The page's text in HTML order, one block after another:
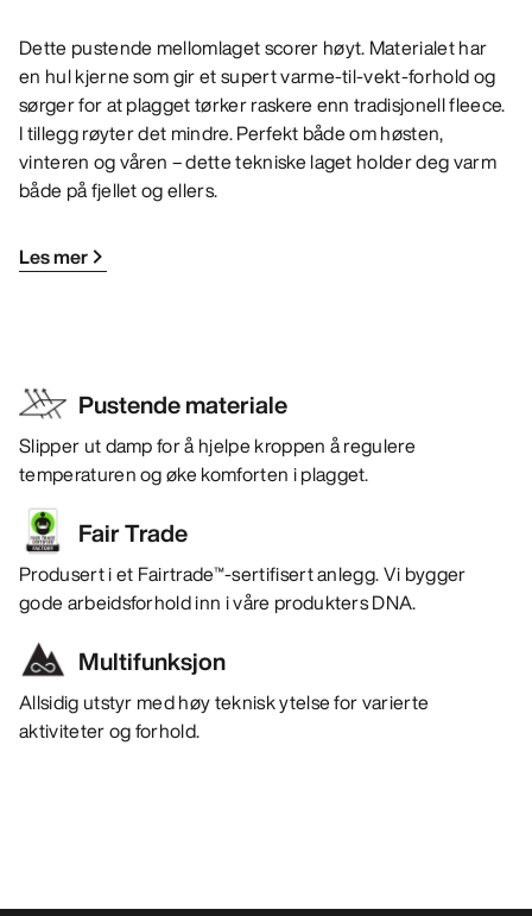
Dette pustende mellomlaget scorer høyt. Materialet har
en hul kjerne som gir et supert varme-til-vekt-forhold og
sørger for at plagget tørker raskere enn tradisjonell fleece.
I tillegg røyter det mindre. Perfekt både om høsten,
vinteren og våren – dette tekniske laget holder deg varm
både på fjellet og ellers.
Les mer
Pustende materiale
Slipper ut damp for å hjelpe kroppen å regulere
temperaturen og øke komforten i plagget.
Fair Trade
Produsert i et Fairtrade™-sertifisert anlegg. Vi bygger
gode arbeidsforhold inn i våre produkters DNA.
Multifunksjon
Allsidig utstyr med høy teknisk ytelse for varierte
aktiviteter og forhold.